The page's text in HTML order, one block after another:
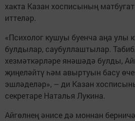
хакта Казан хосписының
иттеләр.
«Психолог кушуы буенча аңа улы
булдылар, саубуллаштылар.
хезмәткәрләре янәшәдә булды,
җиңеләйтү һәм авыртуын басу
эшләделәр», – ди Казан
секретаре Наталья Лукина.
Айгөлнең әнисе дә моннан